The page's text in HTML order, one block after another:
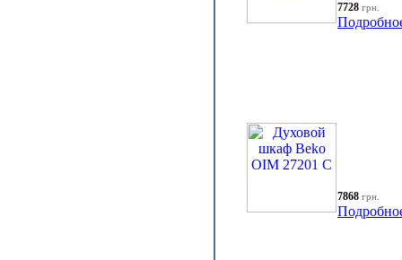
7728 грн.
7868 грн.